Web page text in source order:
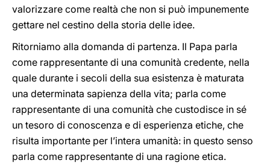
valorizzare come realtà che non si può impunemente
gettare nel cestino della storia delle idee.
Ritorniamo alla domanda di partenza. Il Papa parla
come rappresentante di una comunità credente, nella
quale durante i secoli della sua esistenza è maturata
una determinata sapienza della vita; parla come
rappresentante di una comunità che custodisce in sé
un tesoro di conoscenza e di esperienza etiche, che
risulta importante per l’intera umanità: in questo senso
parla come rappresentante di una ragione etica.